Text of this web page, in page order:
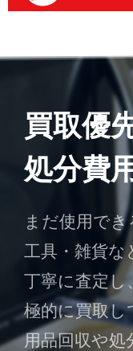
買取優
処分費
まだ使用でき
工具・雑貨
丁寧に査定し
極的に買取し
用品回収や処